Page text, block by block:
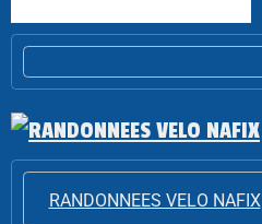
RANDONNEES VELO NAFIX